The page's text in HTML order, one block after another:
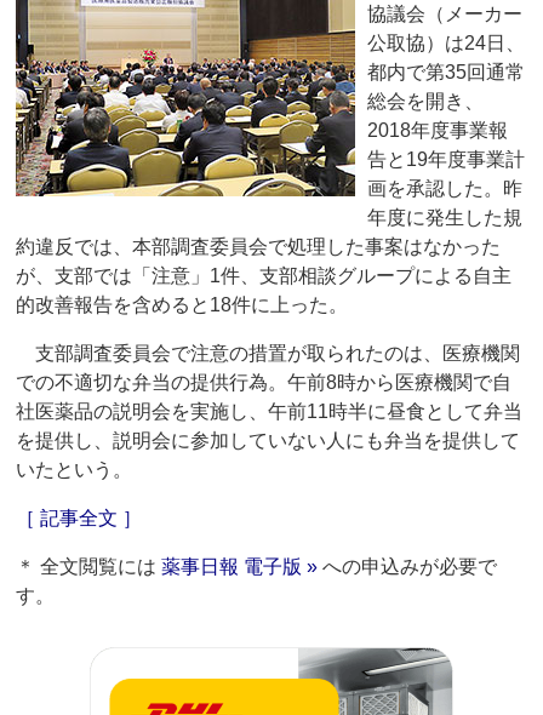
協議会（メーカー
公取協）は24日、
都内で第35回通常
総会を開き、
2018年度事業報
告と19年度事業計
画を承認した。昨
年度に発生した規
約違反では、本部調査委員会で処理した事案はなかった
が、支部では「注意」1件、支部相談グループによる自主
的改善報告を含めると18件に上った。
支部調査委員会で注意の措置が取られたのは、医療機関
での不適切な弁当の提供行為。午前8時から医療機関で自
社医薬品の説明会を実施し、午前11時半に昼食として弁当
を提供し、説明会に参加していない人にも弁当を提供して
いたという。
［ 記事全文 ］
＊ 全文閲覧には薬事日報 電子版 » への申込みが必要で
す。